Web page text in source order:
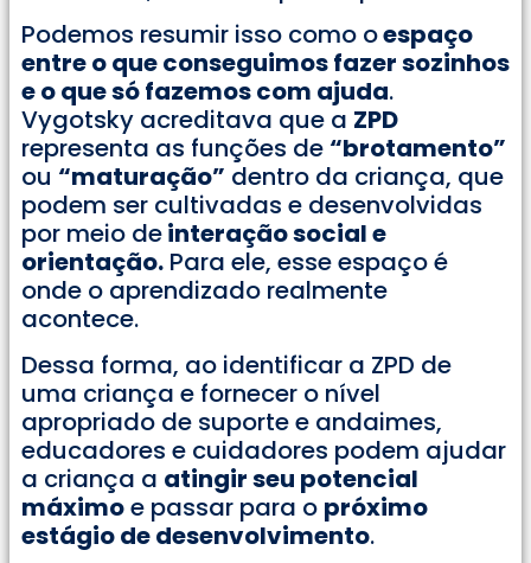
Podemos resumir isso como oespaço
entre o que conseguimos fazer sozinhos
e o que só fazemos com ajuda.
Vygotsky acreditava que a ZPD
representa as funções de “brotamento”
ou “maturação” dentro da criança, que
podem ser cultivadas e desenvolvidas
por meio deinteração social e
orientação. Para ele, esse espaço é
onde o aprendizado realmente
acontece.
Dessa forma, ao identificar a ZPD de
uma criança e fornecer o nível
apropriado de suporte e andaimes,
educadores e cuidadores podem ajudar
a criança a atingir seu potencial
máximoe passar para o próximo
estágio de desenvolvimento.